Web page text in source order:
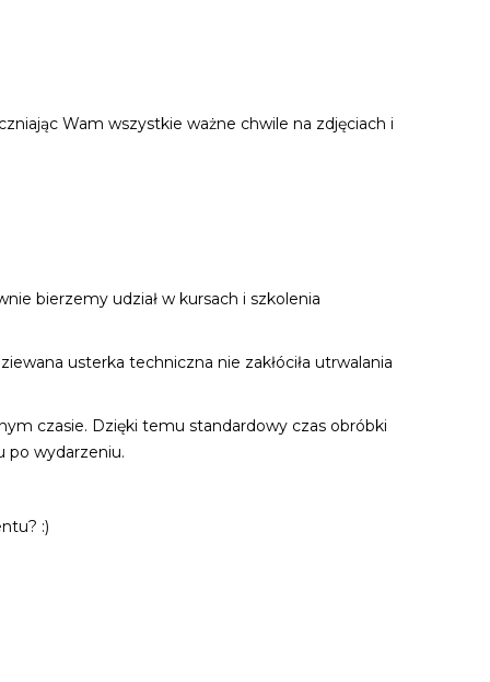
Wam wszystkie ważne chwile na zdjęciach i
bierzemy udział w kursach i szkolenia
usterka techniczna nie zakłóciła utrwalania
czasie. Dzięki temu standardowy czas obróbki
po wydarzeniu.
:)